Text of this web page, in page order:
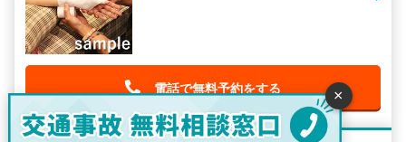
電話で無料予約をする ×